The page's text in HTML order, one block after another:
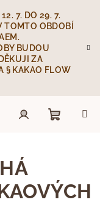
7. DO 29. 7.
TOMTO OBDOBÍ
BUDOU
ZA
§ KAKAO FLOW